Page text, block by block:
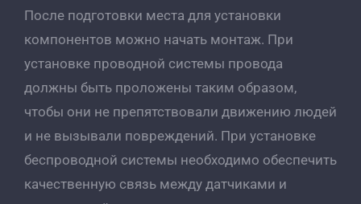
После подготовки места для установки
компонентов можно начать монтаж. При
установке проводной системы провода
должны быть проложены таким образом,
чтобы они не препятствовали движению людей
и не вызывали повреждений. При установке
беспроводной системы необходимо обеспечить
качественную связь между датчиками и